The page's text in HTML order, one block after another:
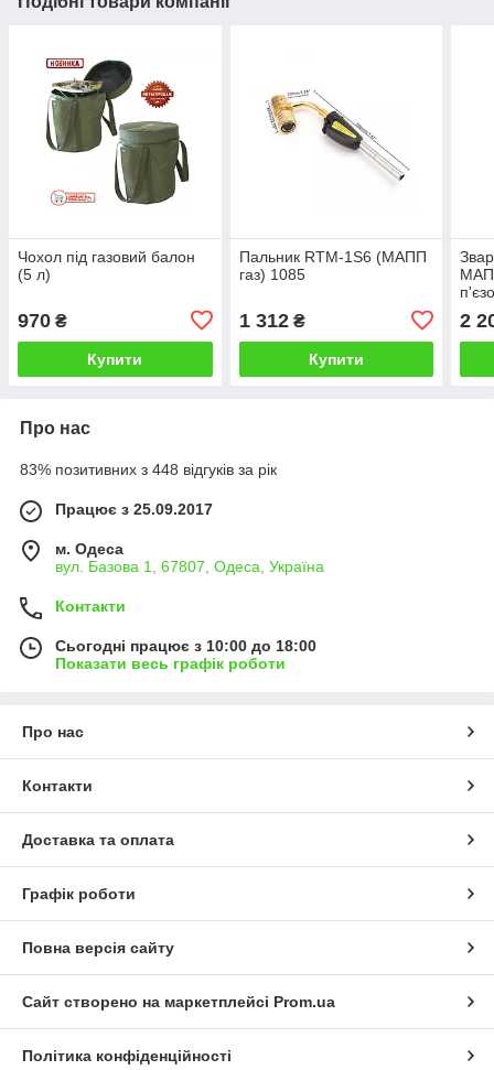
Чохол під газовий балон
(5 л)
970 ₴
Купити
Пальник RTM-1S6 (МАПП
газ) 1085
1 312₴
Купити
2
Про нас
83% позитивних з 448 відгуків за рік
Працює з 25.09.2017
м. Одеса
вул. Базова 1, 67807, Одеса, Україна
Контакти
Сьогодні працює з 10:00 до 18:00
Показати весь графік роботи
Про нас
Контакти
Доставка та оплата
Графік роботи
Повна версія сайту
Сайт створено на маркетплейсі Prom.ua
Політика конфіденційності